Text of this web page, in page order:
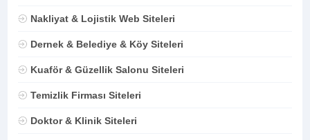
Nakliyat & Lojistik Web Siteleri
Dernek & Belediye & Köy Siteleri
Kuaför & Güzellik Salonu Siteleri
Temizlik Firması Siteleri
Doktor & Klinik Siteleri